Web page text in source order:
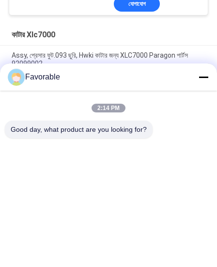
যোগাযোগ
কাটার Xlc7000
Assy, প্রেসার ফুট.093 ছুরি, Hwki কাটার জন্য XLC7000 Paragon পার্টস
92099002
90565000 বেল্ট ক্ল্যাম্প ক্যাপ মোবাইল অটো কাটার XLC7000 / Z7 এর জন্য
উপযুক্ত
অটো কাটার জন্য Wendon W40-3-104 রটার স্লিপিং যোগাযোগ করুন XCL7000
Favorable
2:14 PM
Good day, what product are you looking for?